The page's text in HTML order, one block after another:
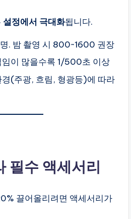
설정에서 극대화됩니다.
. 밤 촬영 시 800~1600 권장
임이 많을수록 1/500초 이상
경(주광, 흐림, 형광등)에 따라
필수 액세서리
끌어올리려면 액세서리가